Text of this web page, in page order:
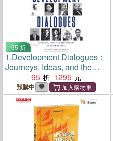
95 折
1.Development Dialogues：
Journeys, Ideas, and the
Makers of Modern India
95 1295
預購中